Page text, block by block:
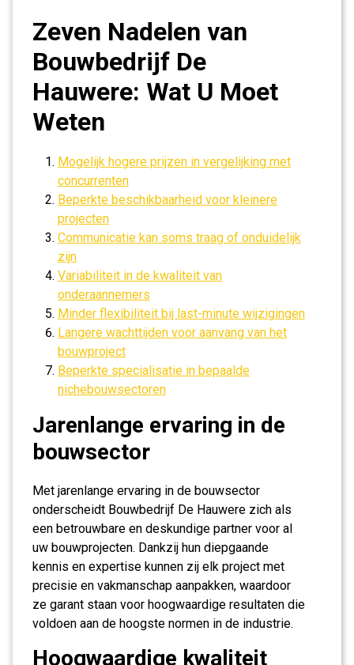
Zeven Nadelen van
Bouwbedrijf De
Hauwere: Wat U Moet
Weten
Mogelijk hogere prijzen in vergelijking met
concurrenten
Beperkte beschikbaarheid voor kleinere
projecten
Communicatie kan soms traag of onduidelijk
zijn
Variabiliteit in de kwaliteit van
onderaannemers
Minder flexibiliteit bij last-minute wijzigingen
Langere wachttijden voor aanvang van het
bouwproject
Beperkte specialisatie in bepaalde
nichebouwsectoren
Jarenlange ervaring in de
bouwsector
Met jarenlange ervaring in de bouwsector
onderscheidt Bouwbedrijf De Hauwere zich als
een betrouwbare en deskundige partner voor al
uw bouwprojecten. Dankzij hun diepgaande
kennis en expertise kunnen zij elk project met
precisie en vakmanschap aanpakken, waardoor
ze garant staan voor hoogwaardige resultaten die
voldoen aan de hoogste normen in de industrie.
Hoogwaardige kwaliteit